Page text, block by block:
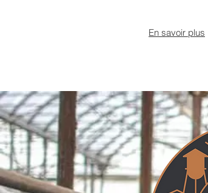
En savoir plus